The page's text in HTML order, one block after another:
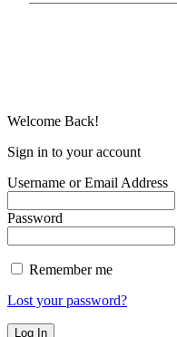
Welcome Back!
Sign in to your account
Username or Email Address
Password
Remember me
Lost your password?